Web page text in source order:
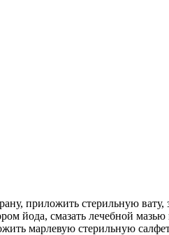
приложить стерильную вату,
йода, смазать лечебной
марлевую стерильную